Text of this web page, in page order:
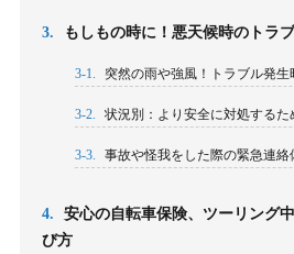
3. もしもの時に！悪天候時のトラ
3-1. 突然の雨や強風！トラブル発生
3-2. 状況別：より安全に対処するた
3-3. 事故や怪我をした際の緊急連絡
4.
安心の自転車保険、ツーリング
び方